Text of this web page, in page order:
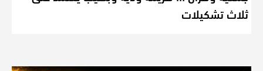
ثلاث تشكيلات